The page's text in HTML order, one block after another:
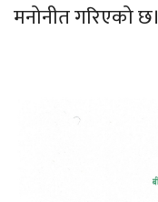
मनोनीत गरिएको छ।